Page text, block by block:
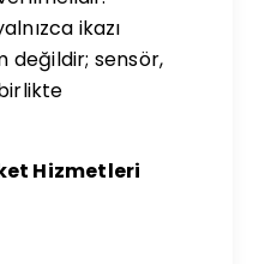
ikazı
değildir; sensör,
Hizmetleri